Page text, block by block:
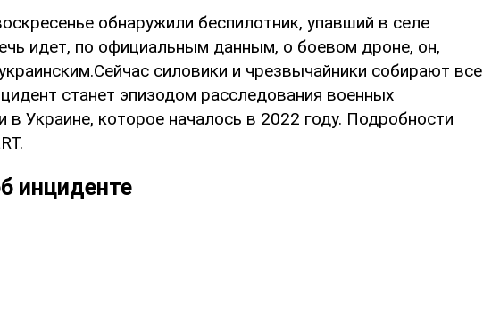
обнаружили беспилотник, упавший в селе
идет, по официальным данным, о боевом дроне, он,
силовики и чрезвычайники собирают все
станет эпизодом расследования военных
в Украине, которое началось в 2022 году. Подробности
инциденте